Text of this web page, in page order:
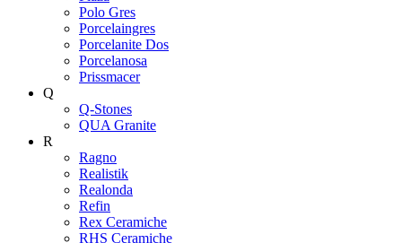
Polo Gres
Porcelaingres
Porcelanite Dos
Porcelanosa
Prissmacer
Q
Q-Stones
QUA Granite
R
Ragno
Realistik
Realonda
Refin
Rex Ceramiche
RHS Ceramiche